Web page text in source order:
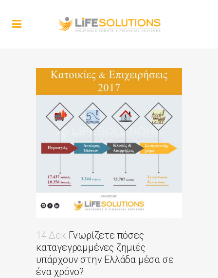
14 Δεκ Γνωρίζετε πόσες
καταγεγραμμένες ζημιές
υπάρχουν στην Ελλάδα μέσα σε
ένα χρόνο?